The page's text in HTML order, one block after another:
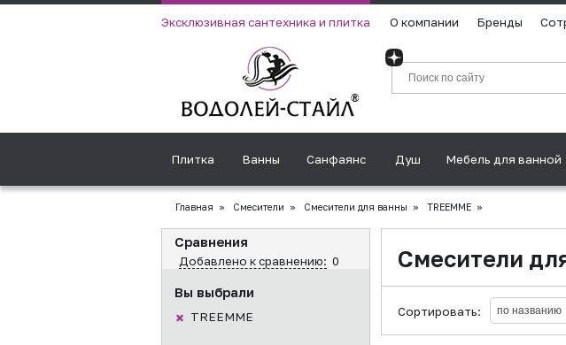
Эксклюзивная сантехника и плитка О компании Бренды
Плитка Ванны Санфаянс Душ Мебель для ванной
Главная » Смесители » Смесители для ванны » TREEMME »
Сравнения
Добавлено к сравнению: 0
Вы выбрали
TREEMME
Смесители
Сортировать: